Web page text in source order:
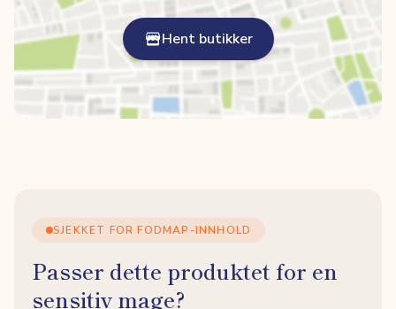
Hent butikker
SJEKKET FOR FODMAP-INNHOLD
Passer dette produktet for en
sensitiv mage?